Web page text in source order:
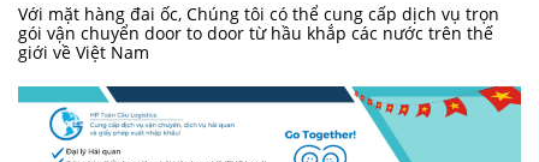
Với mặt hàng đai ốc, Chúng tôi có thể cung cấp dịch vụ trọn
gói vận chuyển door to door từ hầu khắp các nước trên thế
giới về Việt Nam